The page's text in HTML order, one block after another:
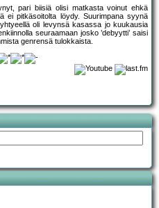
pari biisiä olisi matkasta voinut ehkä
ei pitkäsoitolta löydy. Suurimpana syynä
oli levynsä kasassa jo kuukausia
seuraamaan josko ’debyytti’ saisi
genrensä tulokkaista.